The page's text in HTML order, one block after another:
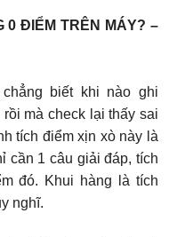
0 ĐIỂM TRÊN MÁY? –
biết khi nào ghi
mà check lại thấy sai
tích điểm xịn xò này là
cần 1 câu giải đáp, tích
đó. Khui hàng là tích
nghĩ.